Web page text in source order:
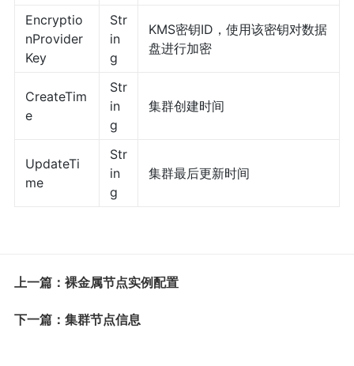
Encryptio
nProvider
Key
Str
in
g
KMS密钥ID，使用该密钥对数据
盘进行加密
CreateTim
e
Str
in
g
集群创建时间
UpdateTi
me
Str
in
g
集群最后更新时间
上一篇：裸金属节点实例配置
下一篇：集群节点信息